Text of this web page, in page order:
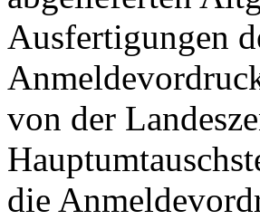
Ausfertigungen
von der
die